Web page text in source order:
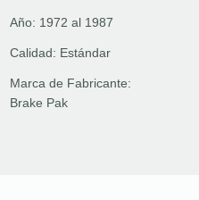
Año: 1972 al 1987
Calidad: Estándar
Marca de Fabricante:
Brake Pak